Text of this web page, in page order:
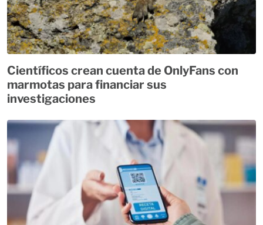
Científicos crean cuenta de OnlyFans con
marmotas para financiar sus
investigaciones